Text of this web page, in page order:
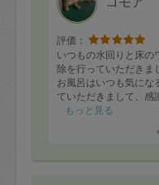
評価：
いつもの水回りと床の
除を行っていただきま
お風呂はいつも気にな
ていただきまして、感
スッキリ気持ちよくな
もっと見る